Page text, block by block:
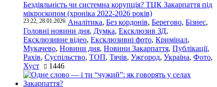
Бездіяльність чи системна корупція? ТЦК Закарпаття під
мікроскопом (хроніка 2022-2026 років)
23:22, 28.01.2026 Аналітика, Без кордонів, Берегово, Бізнес,
Головні новини дня, Думка, Ексклюзив ЗД,
Ексклюзивне відео, Ексклюзивні фото, Кримінал,
Мукачево, Новини дня, Новини Закарпаття, Публікації,
Рахів, Суспільство, ТОП, Тячів, Ужгород, Україна, Фото,
Хуст
1446